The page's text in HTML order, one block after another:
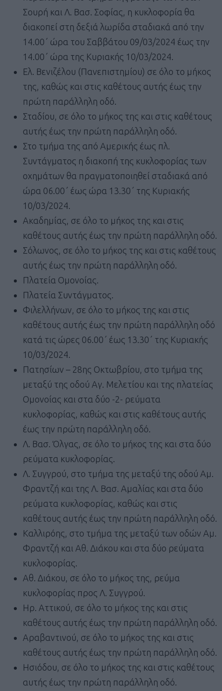
Σουρή και Λ. Βασ. Σοφίας, η κυκλοφορία θα
διακοπεί στη δεξιά λωρίδα σταδιακά από την
14.00΄ ώρα του Σαββάτου 09/03/2024 έως την
14.00΄ ώρα της Κυριακής 10/03/2024.
Ελ. Βενιζέλου (Πανεπιστημίου) σε όλο το μήκος
της, καθώς και στις καθέτους αυτής έως την
πρώτη παράλληλη οδό.
Σταδίου, σε όλο το μήκος της και στις καθέτους
αυτής έως την πρώτη παράλληλη οδό.
Στο τμήμα της από Αμερικής έως πλ.
Συντάγματος η διακοπή της κυκλοφορίας των
οχημάτων θα πραγματοποιηθεί σταδιακά από
ώρα 06.00΄ έως ώρα 13.30΄ της Κυριακής
10/03/2024.
Ακαδημίας, σε όλο το μήκος της και στις
καθέτους αυτής έως την πρώτη παράλληλη οδό.
Σόλωνος, σε όλο το μήκος της και στις καθέτους
αυτής έως την πρώτη παράλληλη οδό.
Πλατεία Ομονοίας.
Πλατεία Συντάγματος.
Φιλελλήνων, σε όλο το μήκος της και στις
καθέτους αυτής έως την πρώτη παράλληλη οδό
κατά τις ώρες 06.00΄ έως 13.30΄ της Κυριακής
10/03/2024.
Πατησίων – 28ης Οκτωβρίου, στο τμήμα της
μεταξύ της οδού Αγ. Μελετίου και της πλατείας
Ομονοίας και στα δύο -2- ρεύματα
κυκλοφορίας, καθώς και στις καθέτους αυτής
έως την πρώτη παράλληλη οδό.
Λ. Βασ. Όλγας, σε όλο το μήκος της και στα δύο
ρεύματα κυκλοφορίας.
Λ. Συγγρού, στο τμήμα της μεταξύ της οδού Αμ.
Φραντζή και της Λ. Βασ. Αμαλίας και στα δύο
ρεύματα κυκλοφορίας, καθώς και στις
καθέτους αυτής έως την πρώτη παράλληλη οδό.
Καλλιρόης, στο τμήμα της μεταξύ των οδών Αμ.
Φραντζή και Αθ. Διάκου και στα δύο ρεύματα
κυκλοφορίας.
Αθ. Διάκου, σε όλο το μήκος της, ρεύμα
κυκλοφορίας προς Λ. Συγγρού.
Ηρ. Αττικού, σε όλο το μήκος της και στις
καθέτους αυτής έως την πρώτη παράλληλη οδό.
Αραβαντινού, σε όλο το μήκος της και στις
καθέτους αυτής έως την πρώτη παράλληλη οδό.
Ησιόδου, σε όλο το μήκος της και στις καθέτους
αυτής έως την πρώτη παράλληλη οδό.